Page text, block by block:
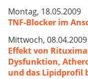
Montag, 18.05.2009
TNF-Blocker im
Mittwoch, 08.04.2009
Effekt von
Dysfunktion,
und das Lipidprofil